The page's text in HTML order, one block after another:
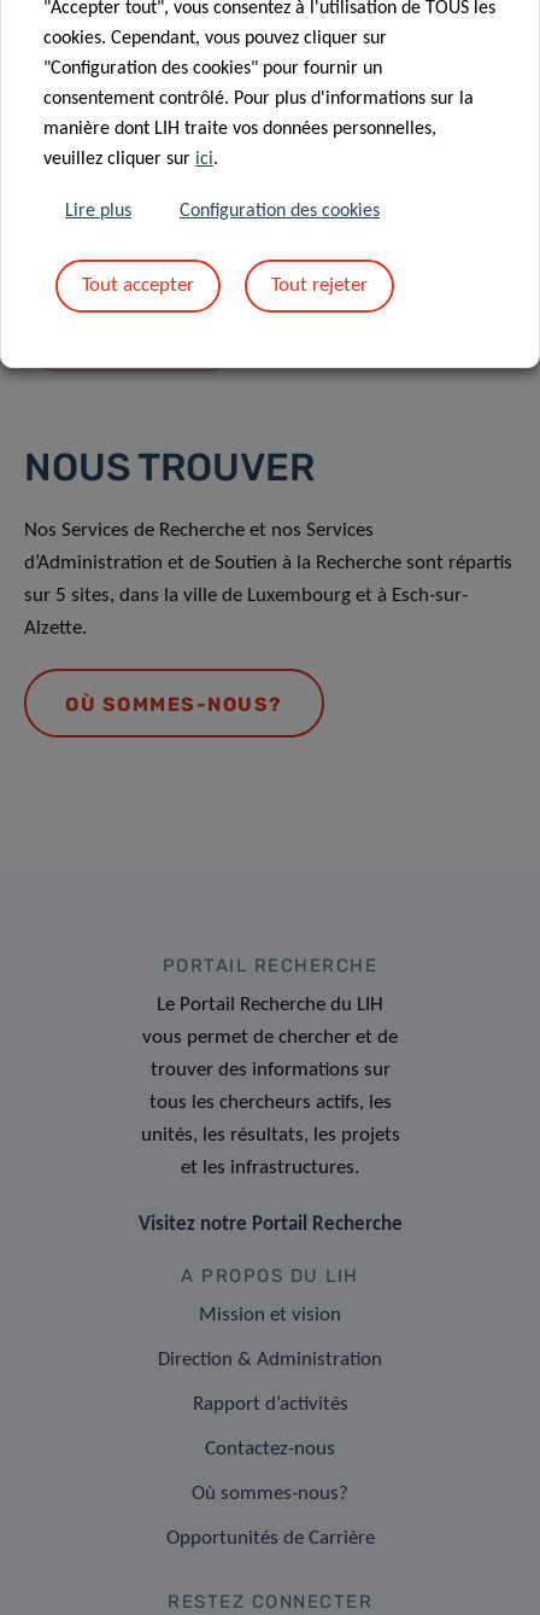
En envoyant votre message, vous acceptez
NOUS TROUVER
Nos Services de Recherche et nos Services
d’Administration et de Soutien à la Recherche sont répartis
sur 5 sites, dans la ville de Luxembourg et à Esch-sur-
Alzette.
OÙ SOMMES-NOUS?
PORTAIL RECHERCHE
Le Portail Recherche du LIH
vous permet de chercher et de
trouver des informations sur
tous les chercheurs actifs, les
unités, les résultats, les projets
et les infrastructures.
Visitez notre Portail Recherche
A PROPOS DU LIH
Mission et vision
Direction & Administration
Rapport d’activités
Contactez-nous
Où sommes-nous?
Opportunités de Carrière
RESTEZ CONNECTER
"Accepter tout", vous consentez à l'utilisation de TOUS les
cookies. Cependant, vous pouvez cliquer sur
"Configuration des cookies" pour fournir un
consentement contrôlé. Pour plus d'informations sur la
manière dont LIH traite vos données personnelles,
veuillez cliquer sur ici.
Lire plus Configuration des cookies
Tout accepter Tout rejeter